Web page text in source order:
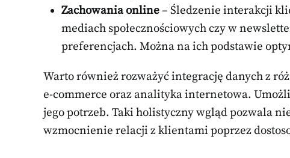
Zachowania online– Śledzenie interakcji
mediach społecznościowych czy w
preferencjach. Można na ich podstawie
Warto również rozważyć integrację danych z
e-commerce oraz analityka internetowa.
jego potrzeb. Taki holistyczny wgląd pozwala
wzmocnienie relacji z klientami poprzez